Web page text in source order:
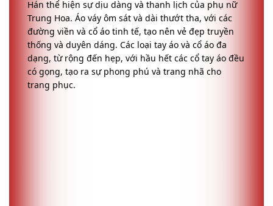
Hán thể hiện sự dịu dàng và thanh lịch của phụ nữ
Trung Hoa. Áo váy ôm sát và dài thướt tha, với các
đường viền và cổ áo tinh tế, tạo nên vẻ đẹp truyền
thống và duyên dáng. Các loại tay áo và cổ áo đa
dạng, từ rộng đến hẹp, với hầu hết các cổ tay áo đều
có gọng, tạo ra sự phong phú và trang nhã cho
trang phục.